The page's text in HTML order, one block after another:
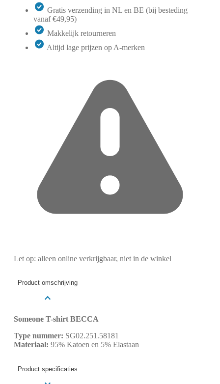
Gratis verzending in NL en BE (bij besteding
vanaf €49,95)
Makkelijk retourneren
Altijd lage prijzen op A-merken
Let op: alleen online verkrijgbaar, niet in de winkel
Product omschrijving
Someone T-shirt BECCA
Type nummer: SG02.251.58181
Materiaal: 95% Katoen en 5% Elastaan
Product specificaties